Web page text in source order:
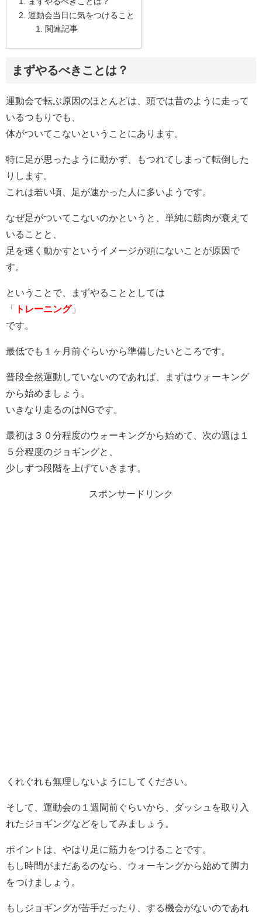
運動会当日に気をつけること
関連記事
まずやるべきことは？
運動会で転ぶ原因のほとんどは、頭では昔のように走って
いるつもりでも、
体がついてこないということにあります。
特に足が思ったように動かず、もつれてしまって転倒した
りします。
これは若い頃、足が速かった人に多いようです。
なぜ足がついてこないのかというと、単純に筋肉が衰えて
いることと、
足を速く動かすというイメージが頭にないことが原因で
す。
ということで、まずやることとしては
「
トレーニング」
です。
最低でも１ヶ月前ぐらいから準備したいところです。
普段全然運動していないのであれば、まずはウォーキング
から始めましょう。
いきなり走るのはNGです。
最初は３０分程度のウォーキングから始めて、次の週は１
５分程度のジョギングと、
少しずつ段階を上げていきます。
スポンサードリンク
くれぐれも無理しないようにしてください。
そして、運動会の１週間前ぐらいから、ダッシュを取り入
れたジョギングなどをしてみましょう。
ポイントは、やはり足に筋力をつけることです。
もし時間がまだあるのなら、ウォーキングから始めて脚力
をつけましょう。
もしジョギングが苦手だったり、する機会がないのであれ